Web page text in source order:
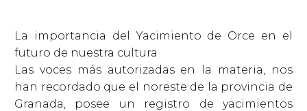
La importancia del Yacimiento de Orce en el
futuro de nuestra cultura
Las voces más autorizadas en la materia, nos
han recordado que el noreste de la provincia de
Granada, posee un registro de yacimientos